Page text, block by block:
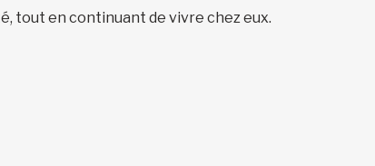
tout en continuant de vivre chez eux.